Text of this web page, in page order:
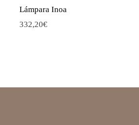
Lámpara Inoa
332,20€